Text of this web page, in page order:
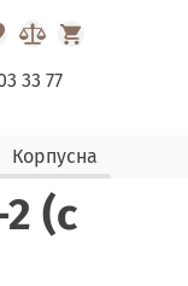
33 77
Корпусная мебель
(с